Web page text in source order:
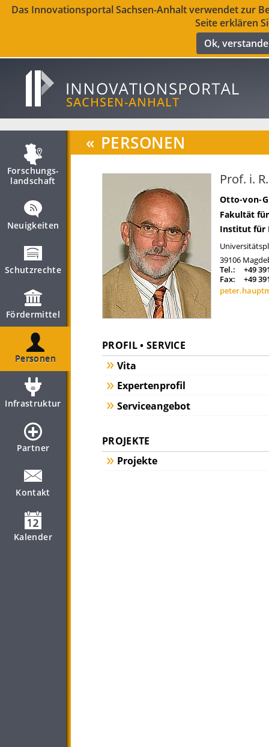
Das Innovationsportal Sachsen-Anhalt verwendet zur
Seite erklären
Ok,
Forschungs­
landschaft
Neuigkeiten
Schutzrechte
Fördermittel
Personen
Infrastruktur
Partner
Kontakt
Kalender
« PERSONEN
Prof. i.
Otto-von-
Fakultät
Institut für
39106
Tel.:
+49
Fax:
+49
PROFIL • SERVICE
Vita
Expertenprofil
Serviceangebot
PROJEKTE
Projekte